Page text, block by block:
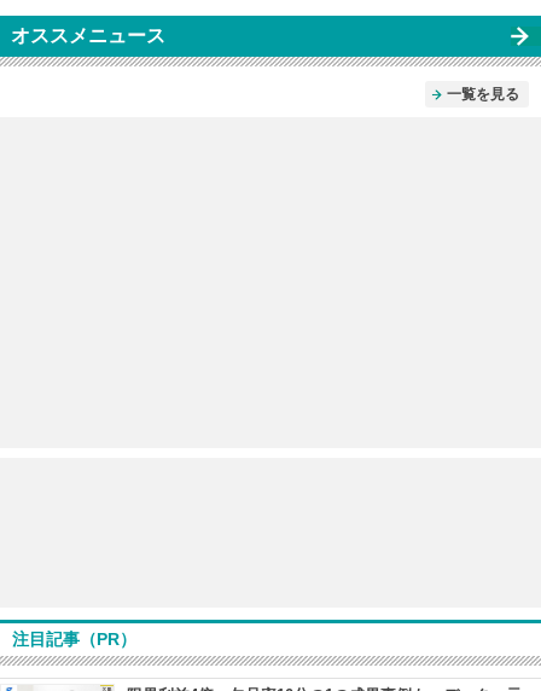
オススメニュース
一覧を見る
注目記事（PR）